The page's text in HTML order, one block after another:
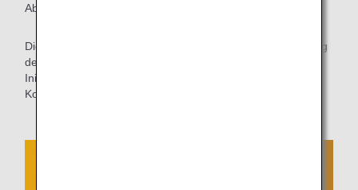
Abflüge möglich sind.
Die ANA Group wird kontinuierlich zur weiteren Reduzierung
der CO2-Emissionen beitragen, indem proaktiv neue
Initiativen entwickelt werden, die nicht an traditionelle
Konzepte gebunden sind.